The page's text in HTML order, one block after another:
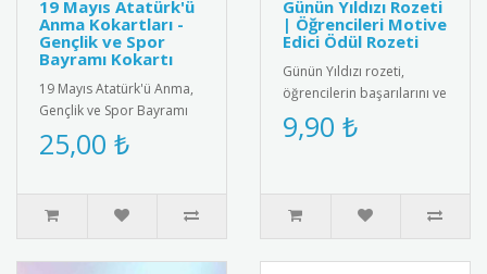
19 Mayıs Atatürk'ü
Anma Kokartları -
Gençlik ve Spor
Bayramı Kokartı
19 Mayıs Atatürk'ü Anma,
Gençlik ve Spor Bayramı
için özel tasarım kokart
seti. Yüksek kaliteli meta..
25,00 ₺
Günün Yıldızı Rozeti
| Öğrencileri Motive
Edici Ödül Rozeti
Günün Yıldızı rozeti,
öğrencilerin başarılarını ve
olumlu davranışlarını
teşvik etmek amacıyla
9,90 ₺